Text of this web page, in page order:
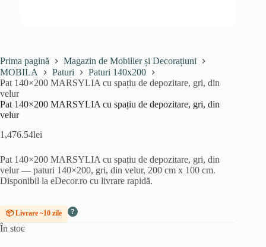
Prima pagină
Magazin de Mobilier și Decorațiuni
MOBILA
Paturi
Paturi 140x200
Pat 140×200 MARSYLIA cu spațiu de depozitare, gri, din
velur
Pat 140×200 MARSYLIA cu spațiu de depozitare, gri, din
velur
1,476.54lei
Pat 140×200 MARSYLIA cu spațiu de depozitare, gri, din
velur — paturi 140×200, gri, din velur, 200 cm x 100 cm.
Disponibil la eDecor.ro cu livrare rapidă.
📦 Livrare ~10 zile ?
În stoc